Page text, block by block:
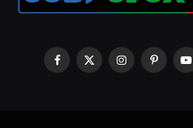
Facebook
X
InstagramPinterest